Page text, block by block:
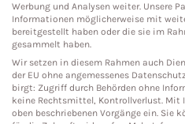
Social
Werbung und Analysen weiter. Unsere
Informationen möglicherweise mit
bereitgestellt haben oder die sie im
gesammelt haben.
Wir setzen in diesem Rahmen auch
der EU ohne angemessenes
birgt: Zugriff durch Behörden ohne
keine Rechtsmittel, Kontrollverlust. Mit
oben beschriebenen Vorgänge ein. Sie